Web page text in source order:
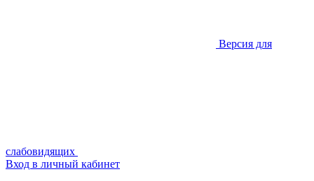
Версия для
слабовидящих
Вход в личный кабинет